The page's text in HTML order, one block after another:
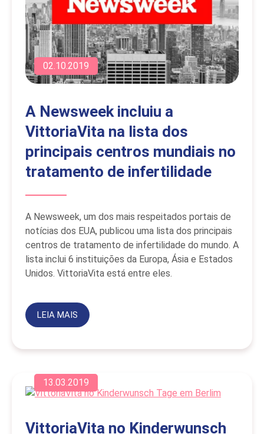
02.10.2019
A Newsweek incluiu a
VittoriaVita na lista dos
principais centros mundiais no
tratamento de infertilidade
A Newsweek, um dos mais respeitados portais de
notícias dos EUA, publicou uma lista dos principais
centros de tratamento de infertilidade do mundo. A
lista inclui 6 instituições da Europa, Ásia e Estados
Unidos. VittoriaVita está entre eles.
LEIA MAIS
13.03.2019
VittoriaVita no Kinderwunsch